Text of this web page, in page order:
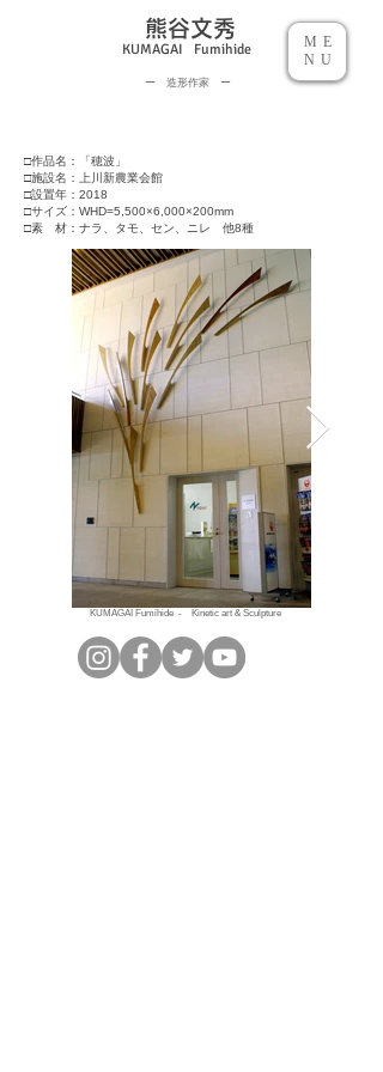
熊谷文秀
KUMAGAI Fumihide
​ー 造形作家 ー
ME
NU
□作品名：「穂波」
□施設名：上川新農業会館
□設置年：2018
□サイズ：WHD=5,500×6,000×200mm
​□素 材：ナラ、タモ、セン ​、ニレ 他8種
​KUMAGAI Fumihide - Kinetic art & Sculpture